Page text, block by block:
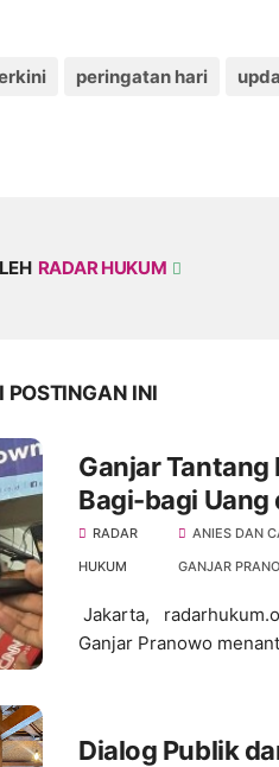
peringatan hari
RADAR HUKUM
INI
Ganjar
Bagi-bagi Uang
RADAR
HUKUM
ANIES DAN
GANJAR
Jakarta,
Ganjar Pranowo
Dialog Publik